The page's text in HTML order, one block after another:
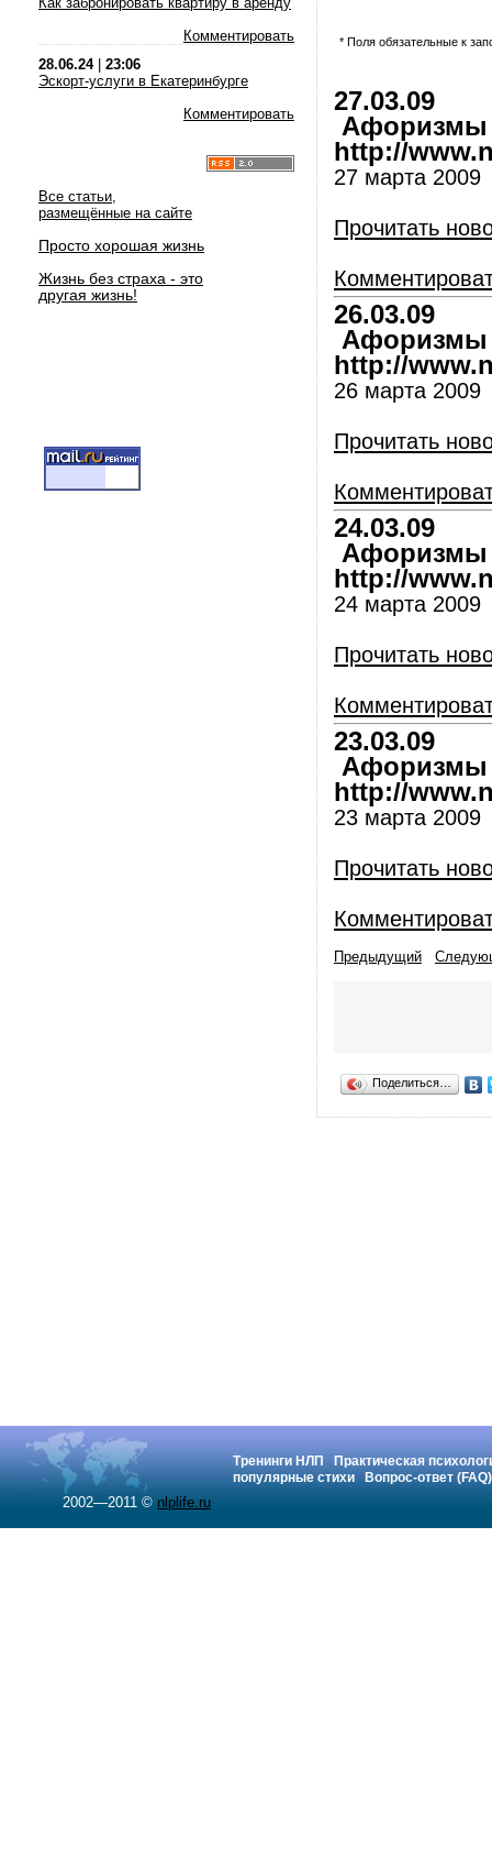
Комментировать
28.06.24| 23:06
Эскорт-услуги в Екатеринбурге
Комментировать
Все статьи,
размещённые на сайте
Просто хорошая жизнь
Жизнь без страха - это
другая жизнь!
* Поля обязательные к
27.03.09
Афоризмы
http://
27 марта 2009
Прочитать
26.03.09
Афоризмы
http://
26 марта 2009
Прочитать
24.03.09
Афоризмы
http://
24 марта 2009
Прочитать
23.03.09
Афоризмы
http://
23 марта 2009
Прочитать
Предыдущий
Поделиться…
Тренинги НЛП
Практическая
популярные стихи
Вопрос-ответ (FAQ)
2002—2011 © nlplife.ru